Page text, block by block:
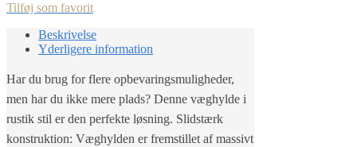
Tilføj som favorit
Beskrivelse
Yderligere information
Har du brug for flere opbevaringsmuligheder,
men har du ikke mere plads? Denne væghylde i
rustik stil er den perfekte løsning. Slidstærk
konstruktion: Væghylden er fremstillet af massivt